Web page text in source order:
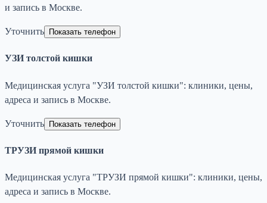
и запись в Москве.
Уточнить Показать телефон
УЗИ толстой кишки
Медицинская услуга "УЗИ толстой кишки": клиники, цены,
адреса и запись в Москве.
Уточнить Показать телефон
ТРУЗИ прямой кишки
Медицинская услуга "ТРУЗИ прямой кишки": клиники, цены,
адреса и запись в Москве.